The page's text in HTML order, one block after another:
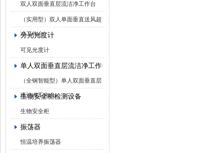
双人双面垂直层流洁净工作台
（实用型）双人单面垂直送风超
净工作台
分光光度计
可见光度计
单人双面垂直层流洁净工作台
（全钢智能型）单人双面垂直层
流洁净工作台
生物安全柜检测设备
生物安全柜
振荡器
恒温培养振荡器